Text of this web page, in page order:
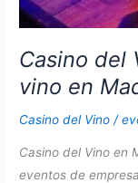
Casino del
vino en
Casino del Vino /
Casino del Vino en
eventos de